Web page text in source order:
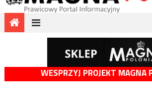
WESPRZYJ PROJEKT MAGNA